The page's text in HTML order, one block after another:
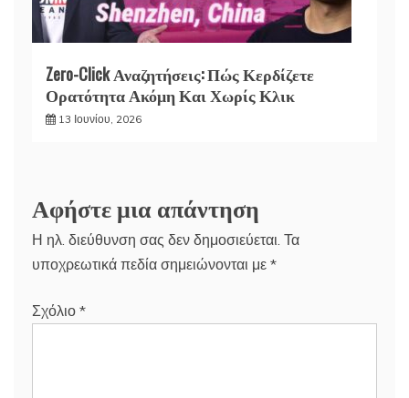
Zero-Click Αναζητήσεις: Πώς Κερδίζετε
Ορατότητα Ακόμη Και Χωρίς Κλικ
13 Ιουνίου, 2026
Αφήστε μια απάντηση
Η ηλ. διεύθυνση σας δεν δημοσιεύεται. Τα
υποχρεωτικά πεδία σημειώνονται με *
Σχόλιο *